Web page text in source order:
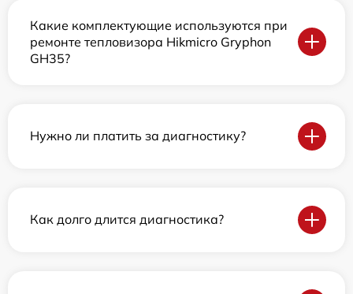
Какие комплектующие используются при
ремонте тепловизора Hikmicro Gryphon
GH35?
Нужно ли платить за диагностику?
Как долго длится диагностика?